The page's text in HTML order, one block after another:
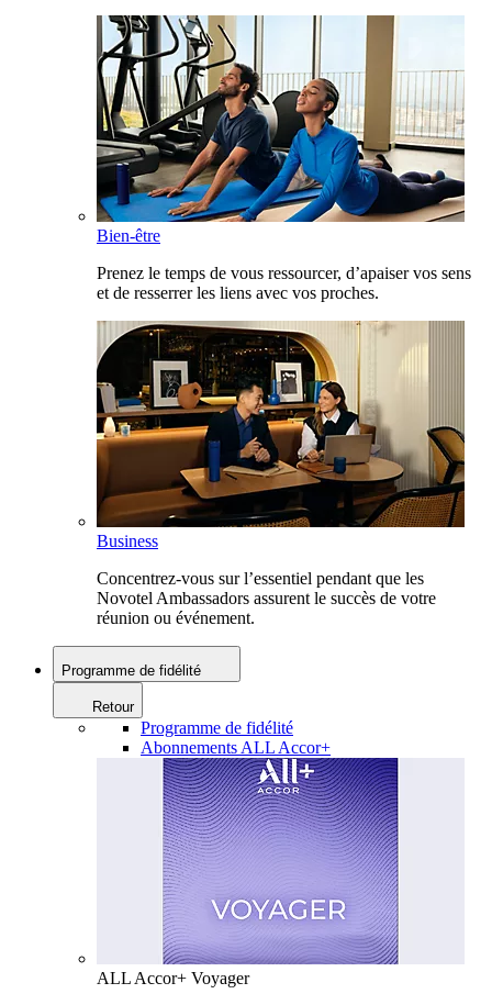
Bien-être
Prenez le temps de vous ressourcer, d’apaiser vos sens
et de resserrer les liens avec vos proches.
Business
Concentrez-vous sur l’essentiel pendant que les
Novotel Ambassadors assurent le succès de votre
réunion ou événement.
Programme de fidélité
Retour
Programme de fidélité
Abonnements ALL Accor+
ALL Accor+ Voyager